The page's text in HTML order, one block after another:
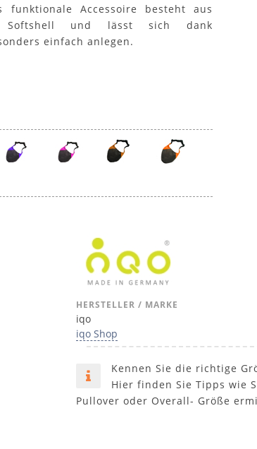
funktionale Accessoire besteht aus
Softshell und lässt sich dank
einfach anlegen.
HERSTELLER / MARKE
iqo
iqo Shop
Kennen Sie die richtige
Hier finden Sie Tipps wie
Pullover oder Overall- Größe